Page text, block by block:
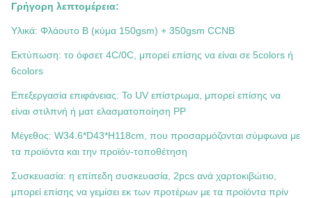
Γρήγορη λεπτομέρεια:
Υλικά: Φλάουτο Β (κύμα 150gsm) + 350gsm CCNB
Εκτύπωση: το όφσετ 4C/0C, μπορεί επίσης να είναι σε 5colors ή
6colors
Επεξεργασία επιφάνειας: Το UV επίστρωμα, μπορεί επίσης να
είναι στιλπνή ή ματ ελασματοποίηση PP
Μέγεθος: W34.6*D43*H118cm , που προσαρμόζονται σύμφωνα με
τα προϊόντα και την προϊόν-τοποθέτηση
Συσκευασία: η επίπεδη συσκευασία, 2pcs ανά χαρτοκιβώτιο,
μπορεί επίσης να γεμίσει εκ των προτέρων με τα προϊόντα πρίν